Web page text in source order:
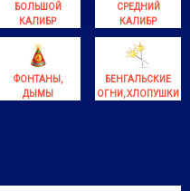
БОЛЬШОЙ
КАЛИБР
СРЕДНИЙ
КАЛИБР
ФОНТАНЫ,
ДЫМЫ
БЕНГАЛЬСКИЕ
ОГНИ, ХЛОПУШКИ